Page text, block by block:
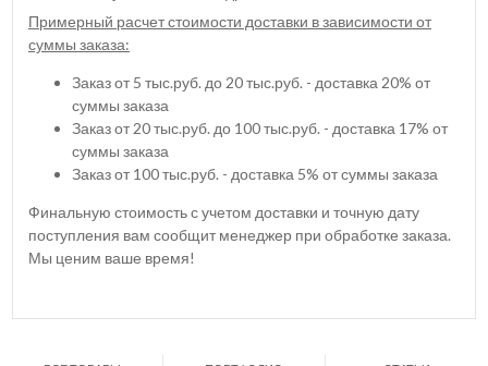
Примерный расчет стоимости доставки в зависимости от
суммы заказа:
Заказ от 5 тыс.руб. до 20 тыс.руб. - доставка 20% от
суммы заказа
Заказ от 20 тыс.руб. до 100 тыс.руб. - доставка 17% от
суммы заказа
Заказ от 100 тыс.руб. - доставка 5% от суммы заказа
Финальную стоимость с учетом доставки и точную дату
поступления вам сообщит менеджер при обработке заказа.
Мы ценим ваше время!